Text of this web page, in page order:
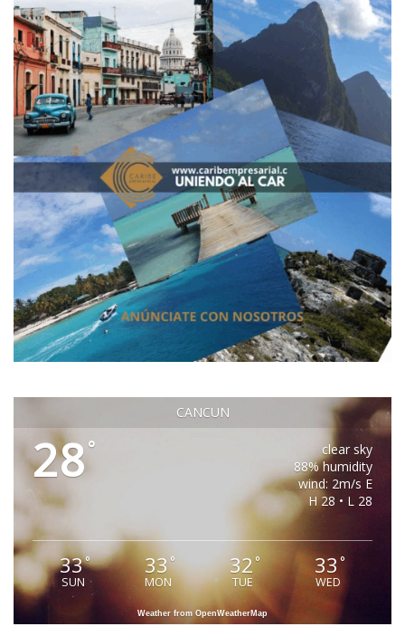
CANCUN
28°
clear sky
88% humidity
wind: 2m/s E
H 28 • L 28
33°
SUN
33°
MON
32°
TUE
33°
WED
Weather from OpenWeatherMap